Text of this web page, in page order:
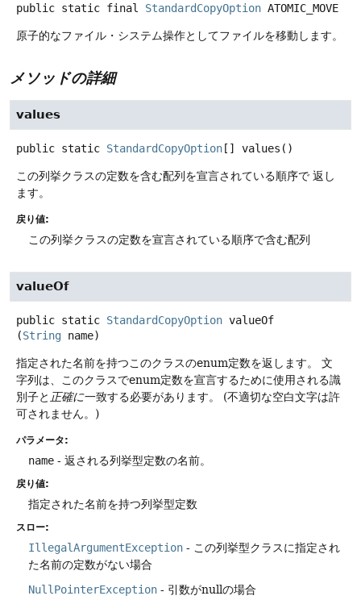
public static final StandardCopyOption ATOMIC_MOVE
原子的なファイル・システム操作としてファイルを移動します。
メソッドの詳細
values
public static StandardCopyOption [] values ()
この列挙クラスの定数を含む配列を宣言されている順序で 返し
ます。
戻り値:
この列挙クラスの定数を宣言されている順序で含む配列
valueOf
public static StandardCopyOption valueOf
(String name)
指定された名前を持つこのクラスのenum定数を返します。
文
字列は、このクラスでenum定数を宣言するために使用される識
別子と 正確に一致する必要があります。
(不適切な空白文字は許
可されません。)
パラメータ:
name - 返される列挙型定数の名前。
戻り値:
指定された名前を持つ列挙型定数
スロー:
IllegalArgumentException - この列挙型クラスに指定され
た名前の定数がない場合
NullPointerException - 引数がnullの場合